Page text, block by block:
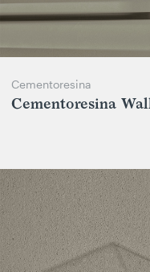
Cementoresina
Cementoresina